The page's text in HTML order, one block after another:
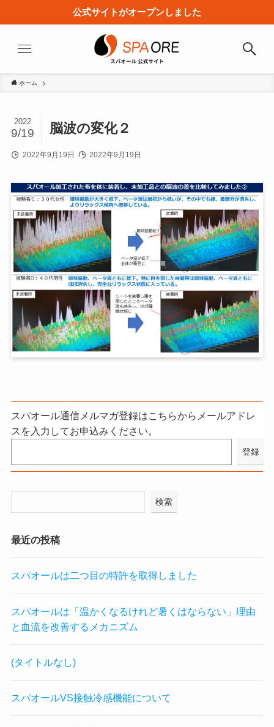
公式サイトがオープンしました
ホーム
脳波の変化２
2022
9/19
2022年9月19日 2022年9月19日
スパオール通信メルマガ登録はこちらからメールアドレ
スを入力してお申込みください。
検索
最近の投稿
スパオールは二つ目の特許を取得しました
スパオールは「温かくなるけれど暑くはならない」理由
と血流を改善するメカニズム
(タイトルなし)
スパオールVS接触冷感機能について